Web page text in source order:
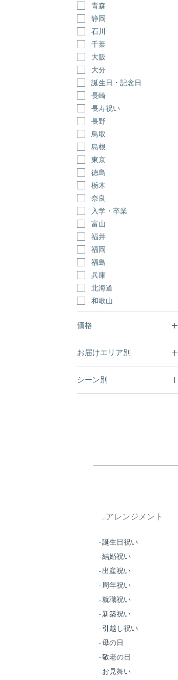
青森
静岡
石川
千葉
大阪
大分
誕生日・記念日
長崎
長寿祝い
長野
鳥取
島根
東京
徳島
栃木
奈良
入学・卒業
富山
福井
福岡
福島
兵庫
北海道
和歌山
価格
￥24,000 ￥38,000
お届けエリア別
北海道
青森
岩手
東京
新潟
富山
石川
福井
山梨
長野
岐阜
静岡
三重
滋賀
シーン別
誕生日・記念日
...アレンジメント
- 誕生日祝い
- 結婚祝い
- 出産祝い
- 周年祝い
- 就職祝い
- 新築祝い
- 引越し祝い
- 母の日
- 敬老の日
- お見舞い